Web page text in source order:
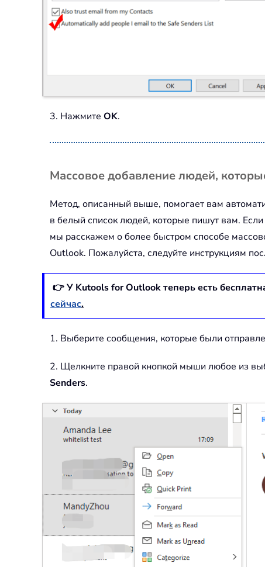
3. Нажмите OK.
Массовое добавление людей,
Метод, описанный выше, помогает вам
в белый список людей, которые пишут вам.
мы расскажем о более быстром способе
Outlook. Пожалуйста, следуйте инструкциям
👉 У Kutools for Outlook теперь есть
сейчас.
1. Выберите сообщения, которые были
2. Щелкните правой кнопкой мыши любое из
Senders.